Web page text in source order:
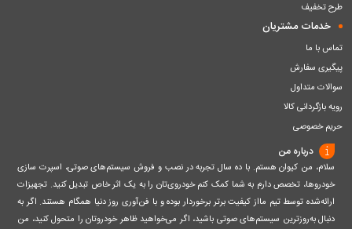
طرح تخفیف
خدمات مشتریان
تماس با ما
پیگیری سفارش
سوالات متداول
رویه بازگردانی کالا
حریم خصوصی
درباره من
سلام، من کیوان هستم. با ده سال تجربه در نصب و فروش سیستم‌های صوتی، اسپرت سازی
خودروها، تخصص دارم به شما کمک کنم خودروی‌تان را به یک اثر خاص تبدیل کنید. تجهیزات
ارائه‌شده توسط تیم مااز کیفیت برتر برخوردار بوده و با فن‌آوری روز دنیا همگام هستند. اگر به
دنبال به‌روزترین سیستم‌های صوتی باشید، اگر می‌خواهید ظاهر خودروتان را متحول کنید، من